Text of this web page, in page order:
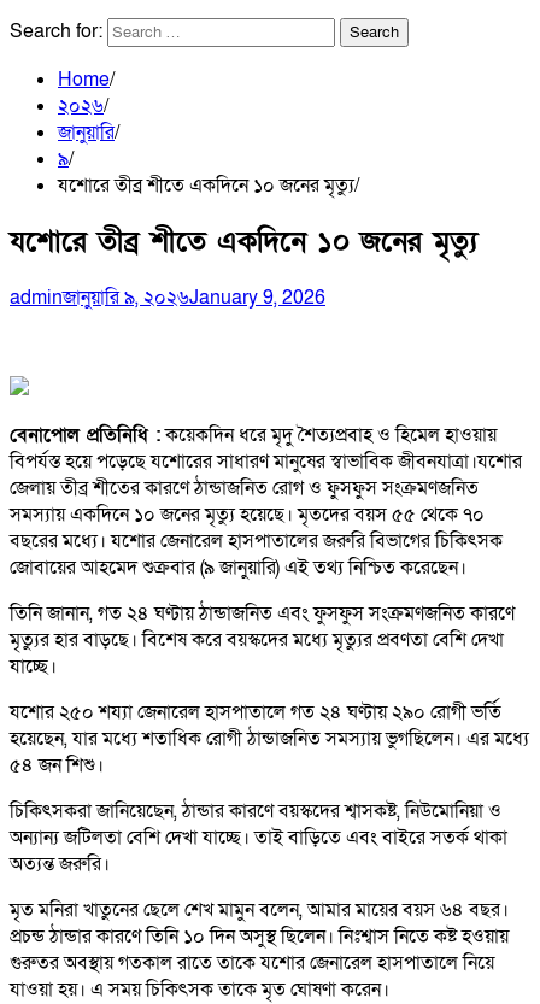
Search for:
Home
২০২৬
জানুয়ারি
৯
যশোরে তীব্র শীতে একদিনে ১০ জনের মৃত্যু
যশোরে তীব্র শীতে একদিনে ১০ জনের মৃত্যু
adminজানুয়ারি ৯, ২০২৬January 9, 2026
বেনাপোল প্রতিনিধি :কয়েকদিন ধরে মৃদু শৈত্যপ্রবাহ ও হিমেল হাওয়ায়
বিপর্যস্ত হয়ে পড়েছে যশোরের সাধারণ মানুষের স্বাভাবিক জীবনযাত্রা।যশোর
জেলায় তীব্র শীতের কারণে ঠান্ডাজনিত রোগ ও ফুসফুস সংক্রমণজনিত
সমস্যায় একদিনে ১০ জনের মৃত্যু হয়েছে। মৃতদের বয়স ৫৫ থেকে ৭০
বছরের মধ্যে। যশোর জেনারেল হাসপাতালের জরুরি বিভাগের চিকিৎসক
জোবায়ের আহমেদ শুক্রবার (৯ জানুয়ারি) এই তথ্য নিশ্চিত করেছেন।
তিনি জানান, গত ২৪ ঘণ্টায় ঠান্ডাজনিত এবং ফুসফুস সংক্রমণজনিত কারণে
মৃত্যুর হার বাড়ছে। বিশেষ করে বয়স্কদের মধ্যে মৃত্যুর প্রবণতা বেশি দেখা
যাচ্ছে।
যশোর ২৫০ শয্যা জেনারেল হাসপাতালে গত ২৪ ঘণ্টায় ২৯০ রোগী ভর্তি
হয়েছেন, যার মধ্যে শতাধিক রোগী ঠান্ডাজনিত সমস্যায় ভুগছিলেন। এর মধ্যে
৫৪ জন শিশু।
চিকিৎসকরা জানিয়েছেন, ঠান্ডার কারণে বয়স্কদের শ্বাসকষ্ট, নিউমোনিয়া ও
অন্যান্য জটিলতা বেশি দেখা যাচ্ছে। তাই বাড়িতে এবং বাইরে সতর্ক থাকা
অত্যন্ত জরুরি।
মৃত মনিরা খাতুনের ছেলে শেখ মামুন বলেন, আমার মায়ের বয়স ৬৪ বছর।
প্রচন্ড ঠান্ডার কারণে তিনি ১০ দিন অসুস্থ ছিলেন। নিঃশ্বাস নিতে কষ্ট হওয়ায়
গুরুতর অবস্থায় গতকাল রাতে তাকে যশোর জেনারেল হাসপাতালে নিয়ে
যাওয়া হয়। এ সময় চিকিৎসক তাকে মৃত ঘোষণা করেন।